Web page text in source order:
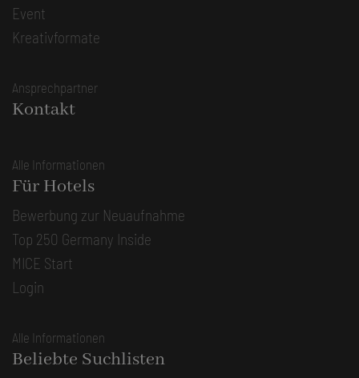
Event
Kreativformate
Ansprechpartner
Kontakt
Alle Informationen
Für Hotels
Bewerbung zur Neuaufnahme
Top 250 Germany Inside
MICE Start
Login
Alle Informationen
Beliebte Suchlisten